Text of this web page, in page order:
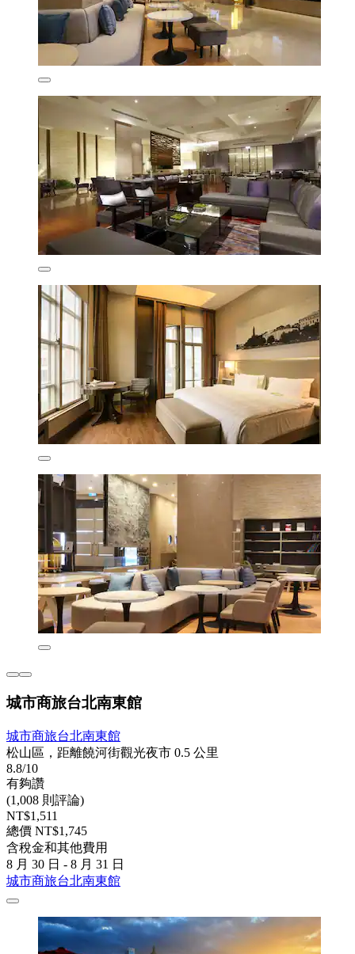
城市商旅台北南東館
城市商旅台北南東館
松山區，距離饒河街觀光夜市 0.5 公里
8.8/10
有夠讚
(1,008 則評論)
NT$1,511
總價 NT$1,745
含稅金和其他費用
8 月 30 日 - 8 月 31 日
城市商旅台北南東館